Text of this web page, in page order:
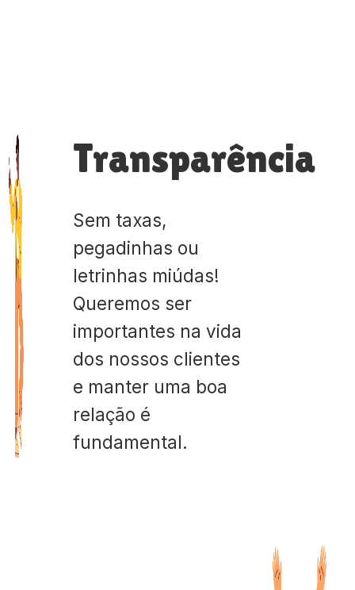
Transparência
Sem taxas,
pegadinhas ou
letrinhas miúdas!
Queremos ser
importantes na vida
dos nossos clientes
e manter uma boa
relação é
fundamental.